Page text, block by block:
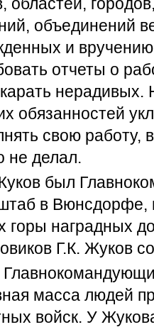
объединений
и
отчеты о
обязанностей
свою работу,
не делал.
был
в
горы наградных
Г.К. Жуков
масса людей
войск. У